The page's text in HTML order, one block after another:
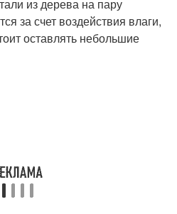
из дерева на пару
за счет воздействия влаги,
оставлять небольшие